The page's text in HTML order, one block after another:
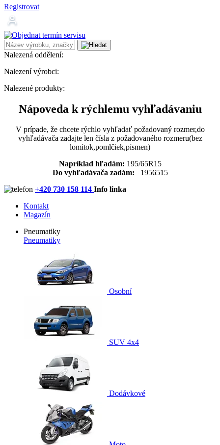
Registrovat
Nalezená oddělení:
Nalezení výrobci:
Nalezené produkty:
Nápoveda k rýchlemu vyhľadávaniu
V prípade, že chcete rýchlo vyhľadať požadovaný rozmer,do
vyhľadávača zadajte len čísla z požadovaného rozmeru(bez
lomítok,pomlčiek,písmen)
Napríklad hľadám: 195/65R15
Do vyhľadávača zadám: 1956515
+420 730 158 114 Info linka
Kontakt
Magazín
Pneumatiky
Pneumatiky
Osobní
SUV 4x4
Dodávkové